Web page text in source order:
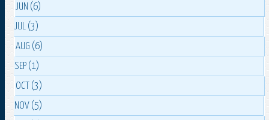
JUN (6)
JUL (3)
AUG (6)
SEP (1)
OCT (3)
NOV (5)